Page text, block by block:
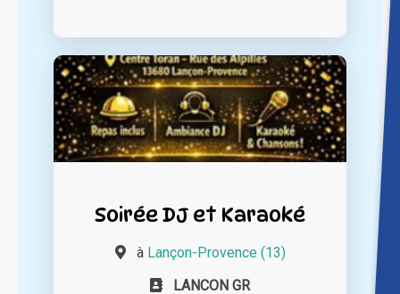
Soirée DJ et Karaoké
à Lançon-Provence (13)
LANCON GR